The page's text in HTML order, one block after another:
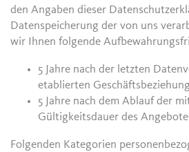
den Angaben dieser
Datenspeicherung der von uns
wir Ihnen folgende
5 Jahre nach der letzten
etablierten
5 Jahre nach dem Ablauf der
Gültigkeitsdauer des
Folgenden Kategorien